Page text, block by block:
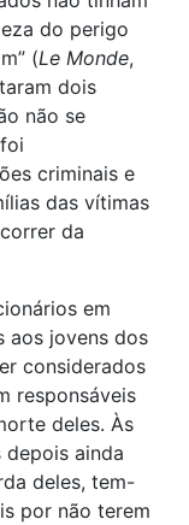
do perigo
(Le Monde,
dois
não se
criminais e
das vítimas
da
em
aos jovens dos
considerados
responsáveis
deles. Às
ainda
deles, tem-
por não terem